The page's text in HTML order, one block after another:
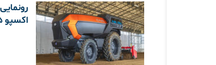
اکسپو ۲۰۲۵ اوساکا